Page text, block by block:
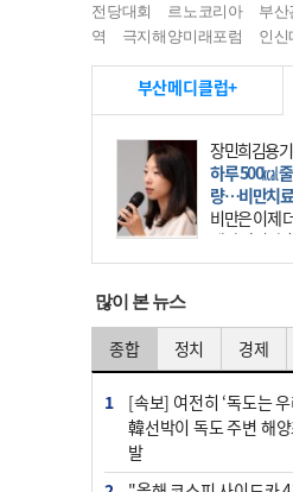
전당대회
르노코리아 부산
역
극지해양미래포럼 인신
부산메디클럽+
장민희김용
하루 500㎉
량…비만치
비만은 이제
제가 아니다
하고 치료와
많이 본 뉴스
종합 정치 경제
1
[속보] 여전히 ‘독도는
韓선박이 독도 주변 해
발